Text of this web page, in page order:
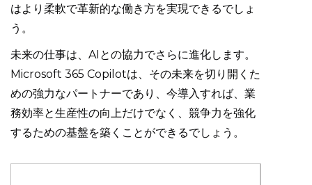
はより柔軟で革新的な働き方を実現できるでしょ
う。
未来の仕事は、AIとの協力でさらに進化します。
Microsoft 365 Copilotは、その未来を切り開くた
めの強力なパートナーであり、今導入すれば、業
務効率と生産性の向上だけでなく、競争力を強化
するための基盤を築くことができるでしょう。